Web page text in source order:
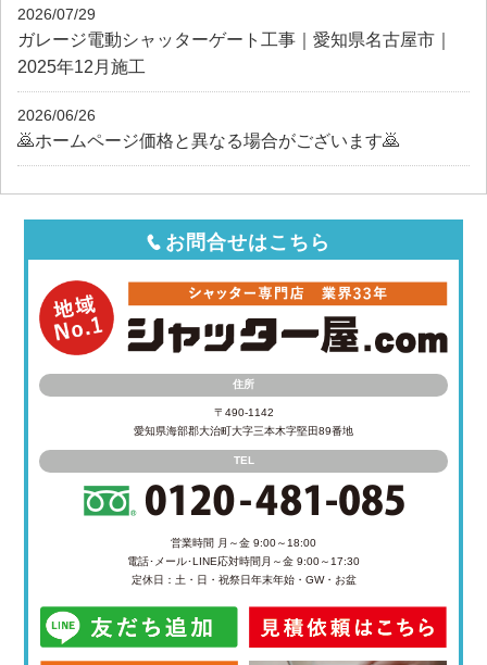
2026/07/29
ガレージ電動シャッターゲート工事｜愛知県名古屋市｜
2025年12月施工
2026/06/26
🙇ホームページ価格と異なる場合がございます🙇
お問合せはこちら
住所
〒490-1142
愛知県海部郡大治町大字三本木字堅田89番地
TEL
営業時間 月～金 9:00～18:00
電話･メール･LINE応対時間 月～金 9:00～17:30
定休日：土・日・祝祭日年末年始・GW・お盆